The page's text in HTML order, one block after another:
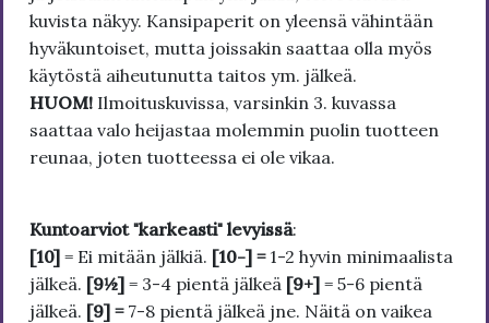
kuvista näkyy. Kansipaperit on yleensä vähintään
hyväkuntoiset, mutta joissakin saattaa olla myös
käytöstä aiheutunutta taitos ym. jälkeä.
HUOM! Ilmoituskuvissa, varsinkin 3. kuvassa
saattaa valo heijastaa molemmin puolin tuotteen
reunaa, joten tuotteessa ei ole vikaa.
Kuntoarviot "karkeasti" levyissä:
[10] = Ei mitään jälkiä. [10-] = 1-2 hyvin minimaalista
jälkeä. [9½] = 3-4 pientä jälkeä [9+] = 5-6 pientä
jälkeä. [9] = 7-8 pientä jälkeä jne. Näitä on vaikea